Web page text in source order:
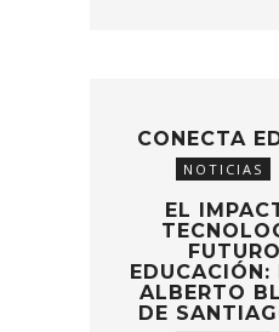
CONECTA
NOTICIAS
EL
EDUCACIÓN:
ALBERTO
DE